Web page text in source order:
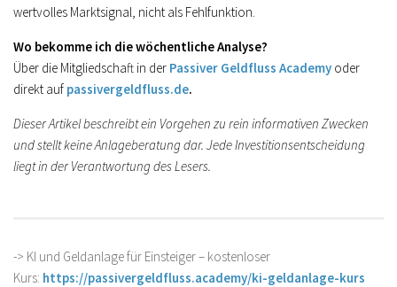
wertvolles Marktsignal, nicht als Fehlfunktion.
Wo bekomme ich die wöchentliche Analyse?
Über die Mitgliedschaft in der Passiver Geldfluss Academy oder
direkt auf passivergeldfluss.de.
Dieser Artikel beschreibt ein Vorgehen zu rein informativen Zwecken
und stellt keine Anlageberatung dar. Jede Investitionsentscheidung
liegt in der Verantwortung des Lesers.
-> KI und Geldanlage für Einsteiger – kostenloser
Kurs: https://passivergeldfluss.academy/ki-geldanlage-kurs